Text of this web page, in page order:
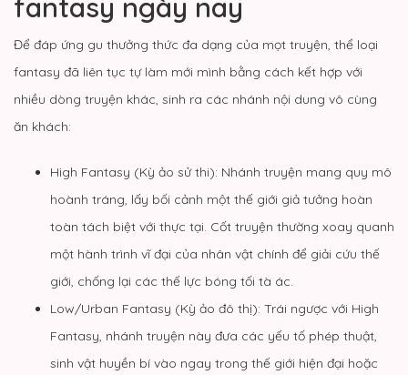
fantasy ngày nay
Để đáp ứng gu thưởng thức đa dạng của mọt truyện, thể loại
fantasy đã liên tục tự làm mới mình bằng cách kết hợp với
nhiều dòng truyện khác, sinh ra các nhánh nội dung vô cùng
ăn khách:
High Fantasy (Kỳ ảo sử thi): Nhánh truyện mang quy mô
hoành tráng, lấy bối cảnh một thế giới giả tưởng hoàn
toàn tách biệt với thực tại. Cốt truyện thường xoay quanh
một hành trình vĩ đại của nhân vật chính để giải cứu thế
giới, chống lại các thế lực bóng tối tà ác.
Low/Urban Fantasy (Kỳ ảo đô thị): Trái ngược với High
Fantasy, nhánh truyện này đưa các yếu tố phép thuật,
sinh vật huyền bí vào ngay trong thế giới hiện đại hoặc